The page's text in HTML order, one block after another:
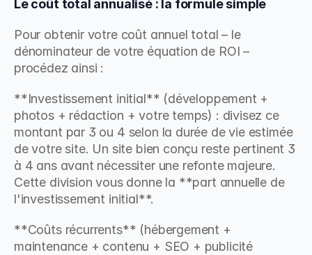
Le coût total annualisé : la formule simple
Pour obtenir votre coût annuel total – le
dénominateur de votre équation de ROI –
procédez ainsi :
**Investissement initial** (développement +
photos + rédaction + votre temps) : divisez ce
montant par 3 ou 4 selon la durée de vie estimée
de votre site. Un site bien conçu reste pertinent 3
à 4 ans avant nécessiter une refonte majeure.
Cette division vous donne la **part annuelle de
l'investissement initial**.
**Coûts récurrents** (hébergement +
maintenance + contenu + SEO + publicité